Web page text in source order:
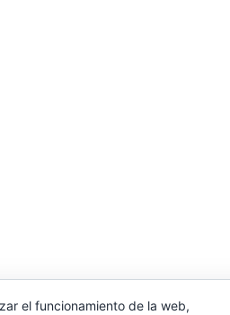
el funcionamiento de la web,